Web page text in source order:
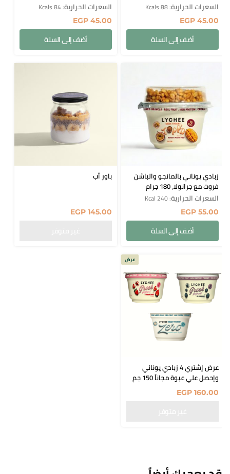
EGP 45.00
أضف إلى السلة
السعرات الحرارية: 88 Kcals
EGP 45.00
أضف إلى السلة
السعرات الحرارية: 84 Kcals
زبادي يوناني بالمانجو والباشن
فروت مع جرانولا، 180 جرام
EGP 55.00
أضف إلى السلة
السعرات الحرارية: 240 Kcal
باور أب
EGP 145.00
عرض
عرض إشتري 4 زبادي يوناني
وإحصل علي عبوة مجاناً 150 جم
EGP 160.00